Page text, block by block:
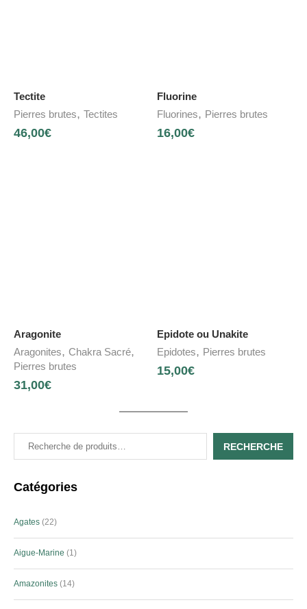
Tectite
Pierres brutes, Tectites
46,00€
Fluorine
Fluorines, Pierres brutes
16,00€
Aragonite
Aragonites, Chakra Sacré,
Pierres brutes
31,00€
Epidote ou Unakite
Epidotes, Pierres brutes
15,00€
RECHERCHE
Catégories
Agates 22
Aigue-Marine 1
Amazonites 14